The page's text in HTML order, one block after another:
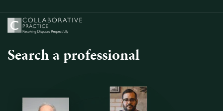
Search a professional